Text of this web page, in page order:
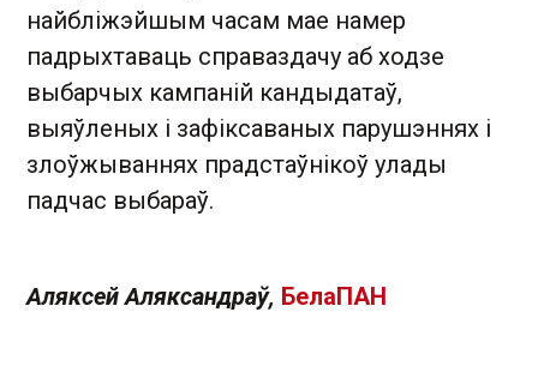
найбліжэйшым часам мае намер
падрыхтаваць справаздачу аб ходзе
выбарчых кампаній кандыдатаў,
выяўленых і зафіксаваных парушэннях і
злоўжываннях прадстаўнікоў улады
падчас выбараў.
Аляксей Аляксандраў, БелаПАН